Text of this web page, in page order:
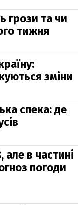
грози та чи
тижня
зміни
спека: де
але в частині
погоди